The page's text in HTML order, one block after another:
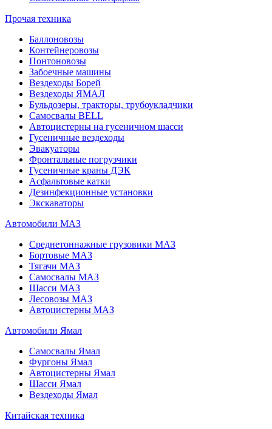
Прочая техника
Баллоновозы
Контейнеровозы
Понтоновозы
Забоечные машины
Вездеходы Борей
Вездеходы ЯМАЛ
Бульдозеры, тракторы, трубоукладчики
Самосвалы BELL
Автоцистерны на гусеничном шасси
Гусеничные вездеходы
Эвакуаторы
Фронтальные погрузчики
Гусеничные краны ДЭК
Асфальтовые катки
Дезинфекционные установки
Экскаваторы
Автомобили МАЗ
Среднетоннажные грузовики МАЗ
Бортовые МАЗ
Тягачи МАЗ
Самосвалы МАЗ
Шасси МАЗ
Лесовозы МАЗ
Автоцистерны МАЗ
Автомобили Ямал
Самосвалы Ямал
Фургоны Ямал
Автоцистерны Ямал
Шасси Ямал
Вездеходы Ямал
Китайская техника